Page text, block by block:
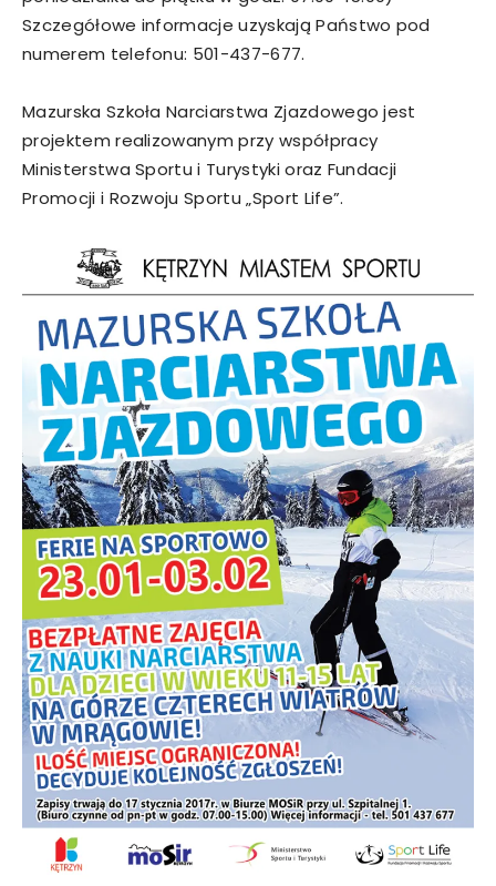
Szczegółowe informacje uzyskają Państwo pod
numerem telefonu: 501-437-677.
Mazurska Szkoła Narciarstwa Zjazdowego jest
projektem realizowanym przy współpracy
Ministerstwa Sportu i Turystyki oraz Fundacji
Promocji i Rozwoju Sportu „Sport Life”.